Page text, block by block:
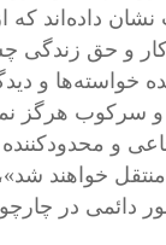
داده‌اند که
کار و حق زندگی
و
و سرکوب هرگز
و محدودکننده
منتقل خواهند
دائمی در